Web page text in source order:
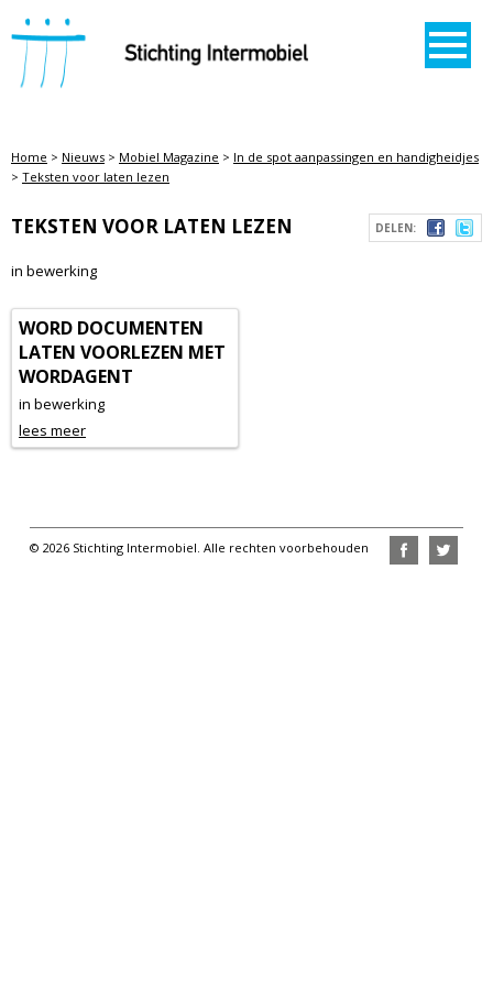
STICHTING INTERMOBIEL
Home > Nieuws > Mobiel Magazine > In de spot aanpassingen en handigheidjes
> Teksten voor laten lezen
DELEN:
TEKSTEN VOOR LATEN LEZEN
in bewerking
WORD DOCUMENTEN
LATEN VOORLEZEN MET
WORDAGENT
in bewerking
lees meer
© 2026 Stichting Intermobiel. Alle rechten voorbehouden